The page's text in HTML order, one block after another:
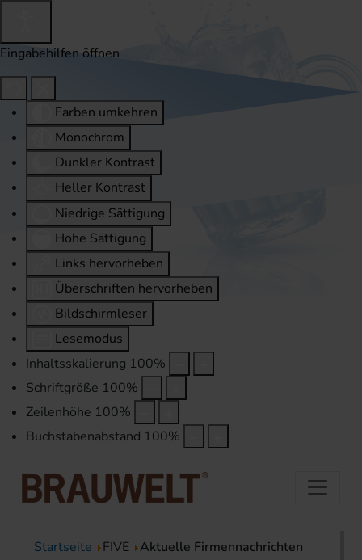
Eingabehilfen öffnen
Farben umkehren
Monochrom
Dunkler Kontrast
Heller Kontrast
Niedrige Sättigung
Hohe Sättigung
Links hervorheben
Überschriften hervorheben
Bildschirmleser
Lesemodus
Inhaltsskalierung 100%
Schriftgröße 100%
Zeilenhöhe 100%
Buchstabenabstand 100%
Startseite FIVE Aktuelle Firmennachrichten